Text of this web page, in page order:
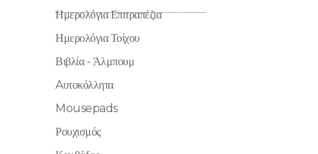
Ημερολόγια Επιτραπέζια
Ημερολόγια Τοίχου
Βιβλία - Άλμπουμ
Aυτοκόλλητα
Mousepads
Ρουχισμός